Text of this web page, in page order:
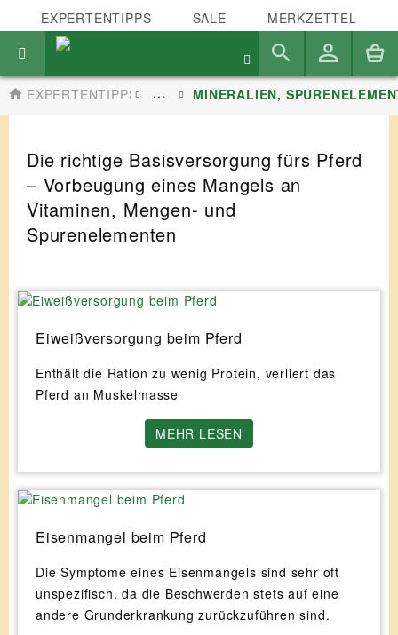
EXPERTENTIPPS SALE MERKZETTEL
EXPERTENTIPPS ... MINERALIEN,
Die richtige Basisversorgung fürs Pferd
– Vorbeugung eines Mangels an
Vitaminen, Mengen- und
Spurenelementen
Eiweißversorgung beim Pferd
Enthält die Ration zu wenig Protein, verliert das
Pferd an Muskelmasse
MEHR LESEN
Eisenmangel beim Pferd
Die Symptome eines Eisenmangels sind sehr oft
unspezifisch, da die Beschwerden stets auf eine
andere Grunderkrankung zurückzuführen sind.